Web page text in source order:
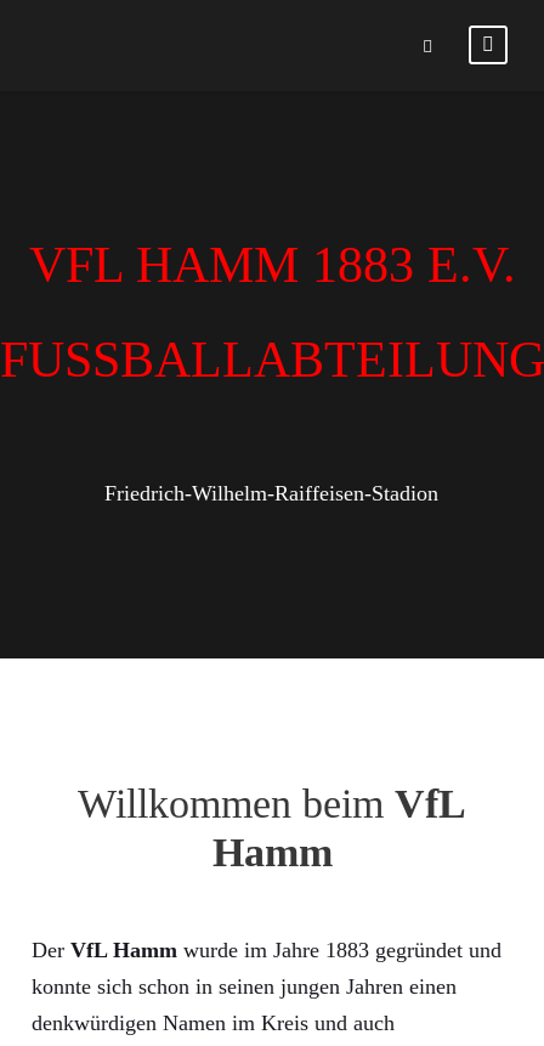
VFL HAMM 1883 E.V.
FUSSBALLABTEILUNG
Friedrich-Wilhelm-Raiffeisen-Stadion
Willkommen beim VfL
Hamm
Der VfL Hamm wurde im Jahre 1883 gegründet und
konnte sich schon in seinen jungen Jahren einen
denkwürdigen Namen im Kreis und auch